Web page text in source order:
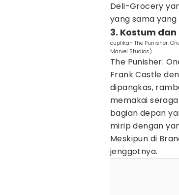
Deli-Grocery
yang sama
3. Kostum
cuplikan The Punisher:
Marvel Studios)
The Punisher:
Frank Castle
dipangkas,
memakai
bagian depan
mirip dengan
Meskipun di
jenggotnya.